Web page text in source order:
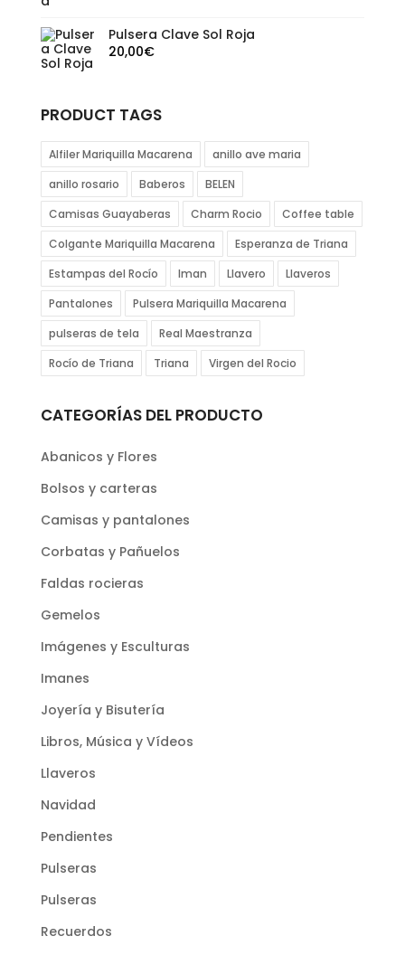
Pulsera Clave Sol Roja
20,00€
PRODUCT TAGS
Alfiler Mariquilla Macarena
anillo ave maria
anillo rosario
Baberos
BELEN
Camisas Guayaberas
Charm Rocio
Coffee table
Colgante Mariquilla Macarena
Esperanza de Triana
Estampas del Rocío
Iman Llavero
Llaveros
Pantalones
Pulsera Mariquilla Macarena
pulseras de tela
Real Maestranza
Rocío de Triana
Triana Virgen del Rocio
CATEGORÍAS DEL PRODUCTO
Abanicos y Flores
Bolsos y carteras
Camisas y pantalones
Corbatas y Pañuelos
Faldas rocieras
Gemelos
Imágenes y Esculturas
Imanes
Joyería y Bisutería
Libros, Música y Vídeos
Llaveros
Navidad
Pendientes
Pulseras
Pulseras
Recuerdos